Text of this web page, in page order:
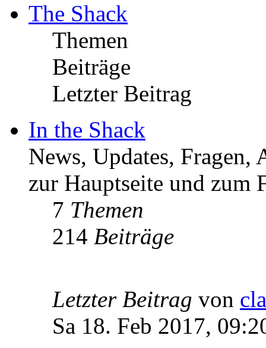
The Shack
Themen
Beiträge
Letzter Beitrag
In the Shack
News, Updates,
zur Hauptseite und zum
7 Themen
214 Beiträge
Letzter Beitrag von
Sa 18. Feb 2017,